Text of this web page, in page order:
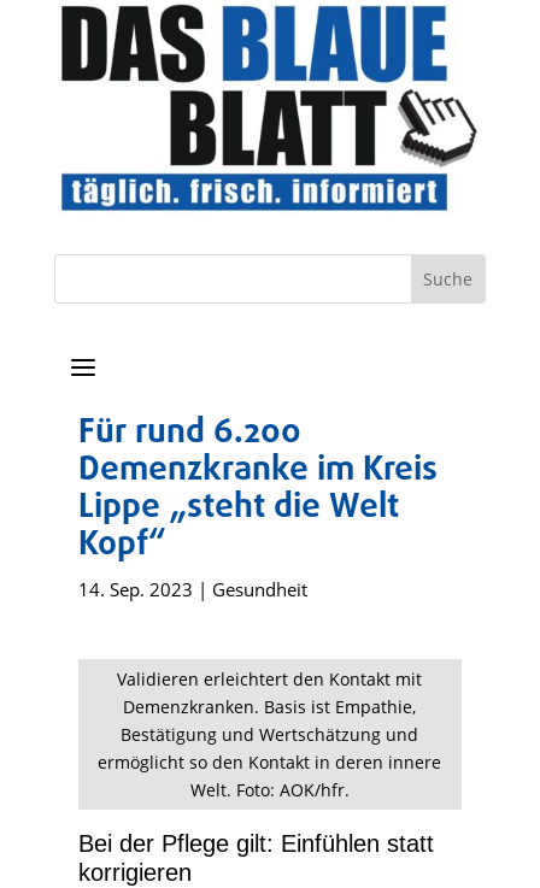
a
Für rund 6.200
Demenzkranke im Kreis
Lippe „steht die Welt
Kopf“
14. Sep. 2023 | Gesundheit
Validieren erleichtert den Kontakt mit
Demenzkranken. Basis ist Empathie,
Bestätigung und Wertschätzung und
ermöglicht so den Kontakt in deren innere
Welt. Foto: AOK/hfr.
Bei der Pflege gilt: Einfühlen statt
korrigieren